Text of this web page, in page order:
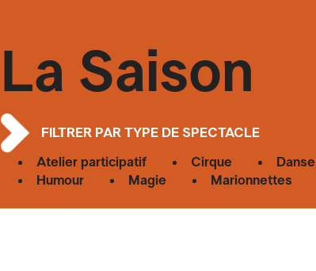
La Saison
FILTRER PAR TYPE DE SPECTACLE
Atelier participatif Cirque Danse
Humour
Magie Marionnettes